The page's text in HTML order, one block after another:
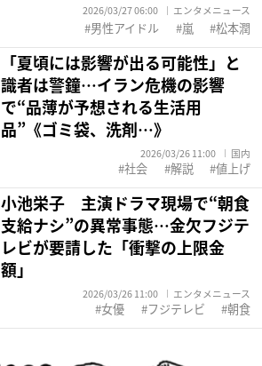
2026/03/27 06:00 エンタメニュース
男性アイドル 嵐 松本潤
「夏頃には影響が出る可能性」と
識者は警鐘…イラン危機の影響
で“品薄が予想される生活用
品”《ゴミ袋、洗剤…》
2026/03/26 11:00 国内
社会 解説 値上げ
小池栄子 主演ドラマ現場で“朝食
支給ナシ”の異常事態…金欠フジテ
レビが要請した「衝撃の上限金
額」
2026/03/26 11:00 エンタメニュース
女優 フジテレビ 朝食